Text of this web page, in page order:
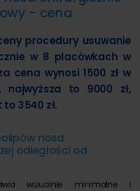
- cena
procedury usuwanie
w 8 placówkach w
cena wynosi 1500 zł w
najwyższa to 9000 zł,
3540 zł.
nosa
odległości od
wizualnie minimalne i